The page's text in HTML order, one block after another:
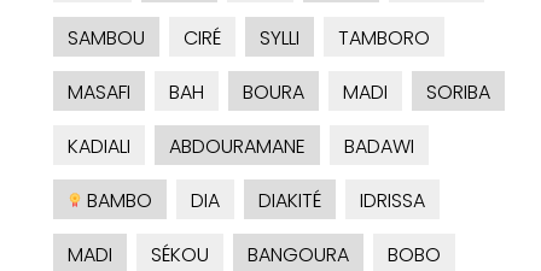
SAMBOU
CIRÉ SYLLI
TAMBORO
MASAFI
BAH BOURA MADI
SORIBA
KADIALI
ABDOURAMANE
BADAWI
BAMBO
DIA DIAKITÉ
IDRISSA
MADI
SÉKOU BANGOURA
BOBO